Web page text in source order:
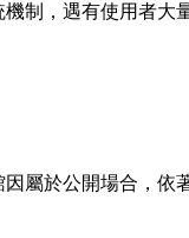
制，遇有使用者大
因屬於公開場合，